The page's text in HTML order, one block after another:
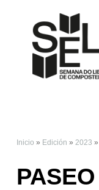
Inicio » Edición »2023 »